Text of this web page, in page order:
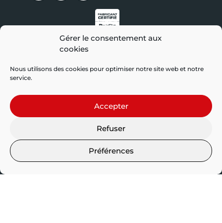
Gérer le consentement aux
cookies
Nous utilisons des cookies pour optimiser notre site web et notre
service.
Accepter
Refuser
Préférences
Fabricant certifié
Profils Systèmes
Fabrication 100%
Française
Portails